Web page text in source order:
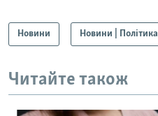
Новини Новини | Політика
Читайте також